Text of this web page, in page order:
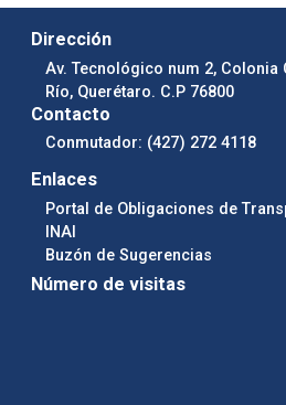
Dirección
Av. Tecnológico num 2, Colonia
Río, Querétaro. C.P 76800
Contacto
Conmutador: (427) 272 4118
Enlaces
Portal de Obligaciones de
INAI
Buzón de Sugerencias
Número de visitas